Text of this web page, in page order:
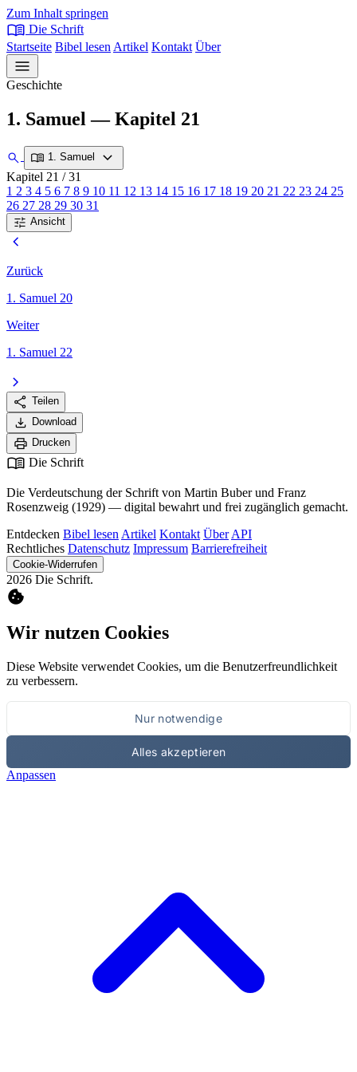
Zum Inhalt springen
menu_book Die Schrift
Startseite Bibel lesen Artikel Kontakt Über
menu
Geschichte
1. Samuel — Kapitel 21
search menu_book 1. Samuel expand_more
Kapitel 21 / 31
1 2 3 4 5 6 7 8 9 10 11 12 13 14 15 16 17 18 19 20 21 22 23 24 25
26 27 28 29 30 31
tune Ansicht
chevron_left
Zurück
1. Samuel 20
Weiter
1. Samuel 22
chevron_right
share Teilen
download Download
print Drucken
menu_book Die Schrift
Die Verdeutschung der Schrift von Martin Buber und Franz
Rosenzweig (1929) — digital bewahrt und frei zugänglich gemacht.
Entdecken Bibel lesen Artikel Kontakt Über API
Rechtliches Datenschutz Impressum Barrierefreiheit
Cookie-Widerrufen
2026 Die Schrift.
cookie
Wir nutzen Cookies
Diese Website verwendet Cookies, um die Benutzerfreundlichkeit
zu verbessern.
Nur notwendige
Alles akzeptieren
Anpassen